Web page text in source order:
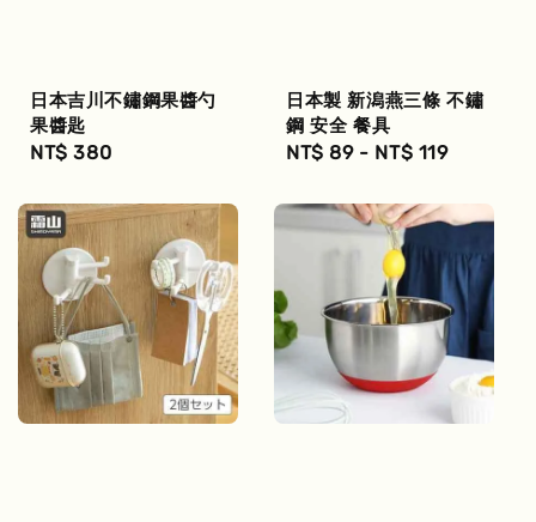
日本吉川不鏽鋼果醬勺
果醬匙
Regular
NT$ 380
日本製 新潟燕三條 不鏽
鋼 安全 餐具
Regular
NT$ 89- NT$ 119